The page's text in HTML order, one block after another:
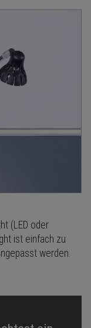
(LED oder
ist einfach zu
werden.